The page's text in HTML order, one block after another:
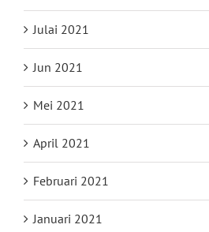
Julai 2021
Jun 2021
Mei 2021
April 2021
Februari 2021
Januari 2021